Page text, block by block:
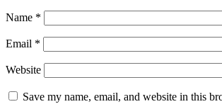
Name *
Email *
Website
Save my name, email, and website in this